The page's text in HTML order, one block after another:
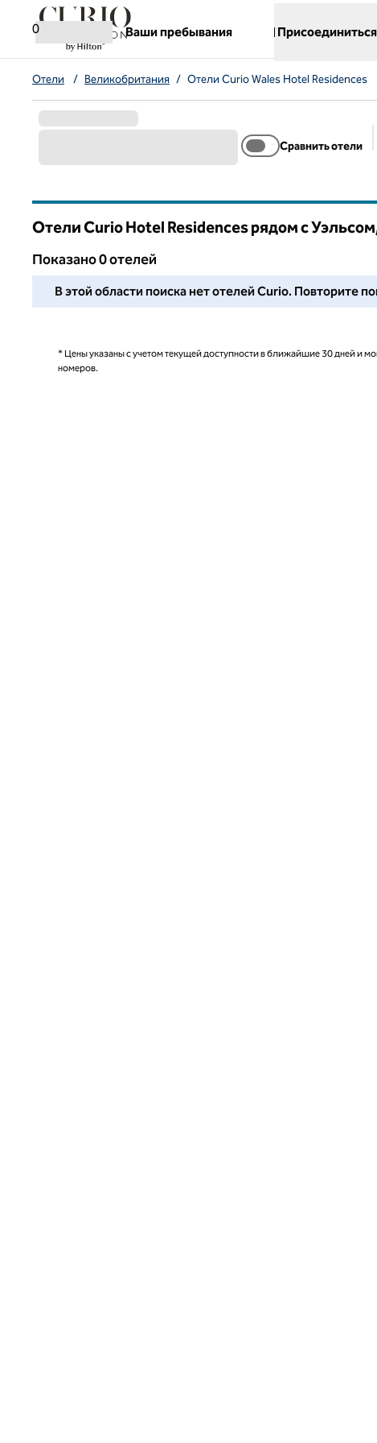
Перейти к содержанию
0
Ваши пребывания
,открывается новая вкладка
Присоединиться
Отели / Великобритания / Отели Curio Wales Hotel Residences
Сравнить отели
Отели Curio Hotel Residences рядом с
Показанo 0 отелей
Мы не смогли найти для вас ни одного отеля в этом
В этой области поиска нет отелей Curio. Повторите
* Цены указаны с учетом текущей доступности в ближайшие 30 дней и
номеров.